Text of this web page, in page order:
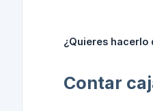
¿Quieres
Contar